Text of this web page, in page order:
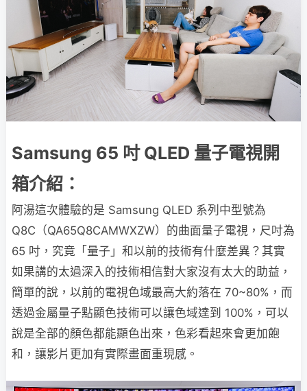
Samsung 65 吋 QLED 量子電視開
箱介紹：
阿湯這次體驗的是 Samsung QLED 系列中型號為
Q8C（QA65Q8CAMWXZW）的曲面量子電視，尺吋為
65 吋，究竟「量子」和以前的技術有什麼差異？其實
如果講的太過深入的技術相信對大家沒有太大的助益，
簡單的說，以前的電視色域最高大約落在 70~80%，而
透過金屬量子點顯色技術可以讓色域達到 100%，可以
說是全部的顏色都能顯色出來，色彩看起來會更加飽
和，讓影片更加有實際畫面重現感。